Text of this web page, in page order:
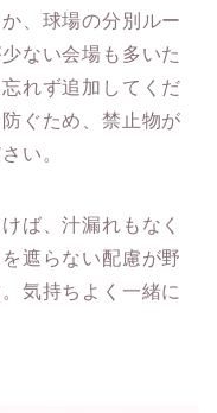
、球場の分別ルー
ない会場も多いた
れず追加してくだ
ぐため、禁止物が
い。
ば、汁漏れもなく
遮らない配慮が野
気持ちよく一緒に